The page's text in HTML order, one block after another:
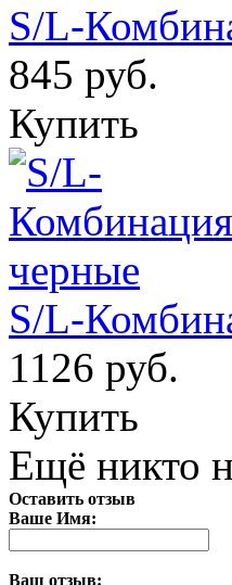
S/L-
845 руб.
Купить
S/L-
1126 руб.
Купить
Ещё никто
Оставить отзыв
Ваше Имя:
Ваш отзыв: